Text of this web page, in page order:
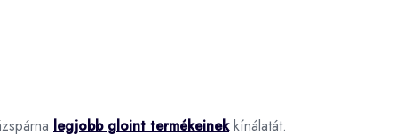
legjobb gloint termékeinekkínálatát.